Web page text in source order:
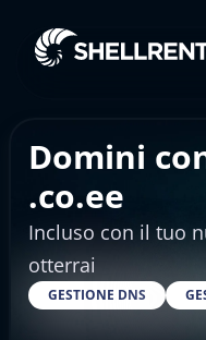
Domini
.co.ee
Incluso con il tuo
otterrai
GESTIONE DNS